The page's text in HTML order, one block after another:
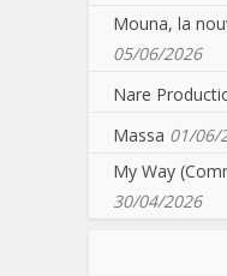
Mouna, la
05/06/2026
Nare
Massa 01/06/
My Way
30/04/2026